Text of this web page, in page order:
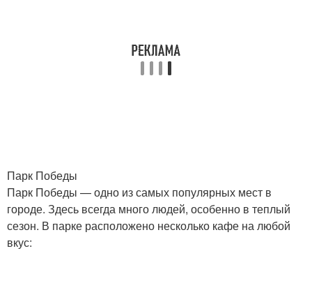
Парк Победы
Парк Победы — одно из самых популярных мест в
городе. Здесь всегда много людей, особенно в теплый
сезон. В парке расположено несколько кафе на любой
вкус: